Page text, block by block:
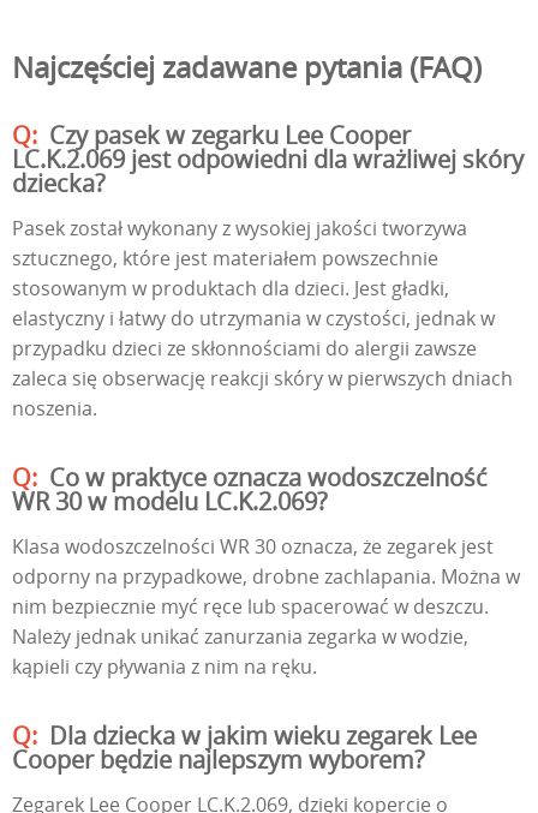
Najczęściej zadawane pytania (FAQ)
Czy pasek w zegarku Lee Cooper
LC.K.2.069 jest odpowiedni dla wrażliwej skóry
dziecka?
Pasek został wykonany z wysokiej jakości tworzywa
sztucznego, które jest materiałem powszechnie
stosowanym w produktach dla dzieci. Jest gładki,
elastyczny i łatwy do utrzymania w czystości, jednak w
przypadku dzieci ze skłonnościami do alergii zawsze
zaleca się obserwację reakcji skóry w pierwszych dniach
noszenia.
Co w praktyce oznacza wodoszczelność
WR 30 w modelu LC.K.2.069?
Klasa wodoszczelności WR 30 oznacza, że zegarek jest
odporny na przypadkowe, drobne zachlapania. Można w
nim bezpiecznie myć ręce lub spacerować w deszczu.
Należy jednak unikać zanurzania zegarka w wodzie,
kąpieli czy pływania z nim na ręku.
Dla dziecka w jakim wieku zegarek Lee
Cooper będzie najlepszym wyborem?
Zegarek Lee Cooper LC.K.2.069, dzięki kopercie o